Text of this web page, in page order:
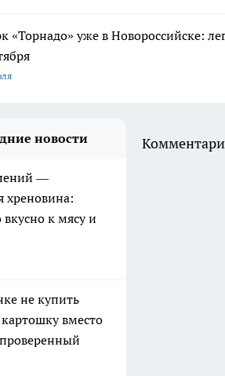
«Торнадо» уже в Новороссийске:
новости
—
хреновина:
к мясу и
не купить
вместо